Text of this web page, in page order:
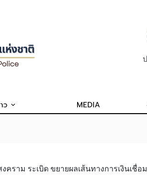
ว MEDIA
ราม ระเบิด ขยายผลเส้นทางการเงินเชื่